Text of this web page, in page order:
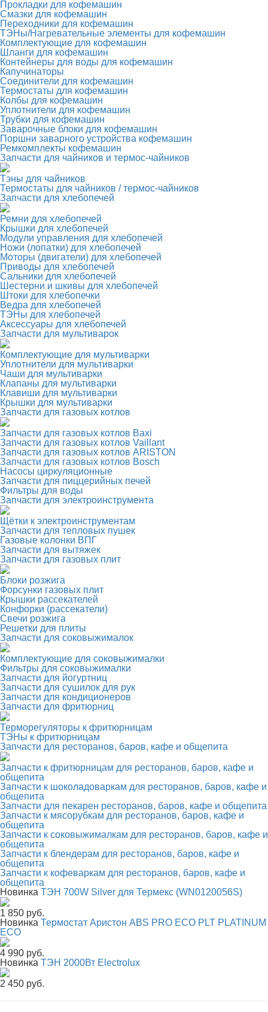
Прокладки для кофемашин
Смазки для кофемашин
Переходники для кофемашин
ТЭНы/Нагревательные элементы для кофемашин
Комплектующие для кофемашин
Шланги для кофемашин
Контейнеры для воды для кофемашин
Капучинаторы
Соединители для кофемашин
Термостаты для кофемашин
Колбы для кофемашин
Уплотнители для кофемашин
Трубки для кофемашин
Заварочные блоки для кофемашин
Поршни заварного устройства кофемашин
Ремкомплекты кофемашин
Запчасти для чайников и термос-чайников
Тэны для чайников
Термостаты для чайников / термос-чайников
Запчасти для хлебопечей
Ремни для хлебопечей
Крышки для хлебопечей
Модули управления для хлебопечей
Ножи (лопатки) для хлебопечей
Моторы (двигатели) для хлебопечей
Приводы для хлебопечей
Сальники для хлебопечей
Шестерни и шкивы для хлебопечей
Штоки для хлебопечки
Ведра для хлебопечей
ТЭНы для хлебопечей
Аксессуары для хлебопечей
Запчасти для мультиварок
Комплектующие для мультиварки
Уплотнители для мультиварки
Чаши для мультиварки
Клапаны для мультиварки
Клавиши для мультиварки
Крышки для мультиварки
Запчасти для газовых котлов
Запчасти для газовых котлов Baxi
Запчасти для газовых котлов Vaillant
Запчасти для газовых котлов ARISTON
Запчасти для газовых котлов Bosch
Насосы циркуляционные
Запчасти для пиццерийных печей
Фильтры для воды
Запчасти для электроинструмента
Щётки к электроинструментам
Запчасти для тепловых пушек
Газовые колонки ВПГ
Запчасти для вытяжек
Запчасти для газовых плит
Блоки розжига
Форсунки газовых плит
Крышки рассекателей
Конфорки (рассекатели)
Свечи розжига
Решетки для плиты
Запчасти для соковыжималок
Комплектующие для соковыжималки
Фильтры для соковыжималки
Запчасти для йогуртниц
Запчасти для сушилок для рук
Запчасти для кондиционеров
Запчасти для фритюрниц
Терморегуляторы к фритюрницам
ТЭНы к фритюрницам
Запчасти для ресторанов, баров, кафе и общепита
Запчасти к фритюрницам для ресторанов, баров, кафе и
общепита
Запчасти к шоколадоваркам для ресторанов, баров, кафе и
общепита
Запчасти для пекарен ресторанов, баров, кафе и общепита
Запчасти к мясорубкам для ресторанов, баров, кафе и
общепита
Запчасти к соковыжималкам для ресторанов, баров, кафе и
общепита
Запчасти к блендерам для ресторанов, баров, кафе и
общепита
Запчасти к кофеваркам для ресторанов, баров, кафе и
общепита
Новинка ТЭН 700W Silver для Термекс (WN0120056S)
1 850 руб.
Новинка Термостат Аристон ABS PRO ECO PLT PLATINUM
ECO
4 990 руб.
Новинка ТЭН 2000Вт Electrolux
2 450 руб.